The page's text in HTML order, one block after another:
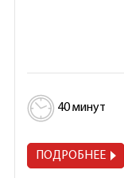
40 минут
ПОДРОБНЕЕ